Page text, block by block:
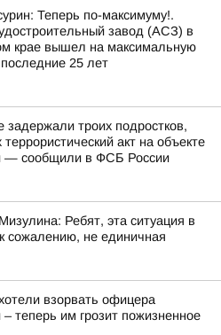
Теперь по-максимуму!.
завод (АСЗ) в
крае вышел на максимальную
последние 25 лет
задержали троих подростков,
террористический акт на объекте
— сообщили в ФСБ России
Ребят, эта ситуация в
сожалению, не единичная
взорвать офицера
– теперь им грозит пожизненное